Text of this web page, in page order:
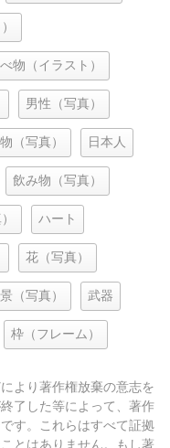
物（イラスト）
男性（写真）
（写真） 日本人
飲み物（写真）
ハート
花（写真）
（写真） 武器
枠（フレーム）
より著作権放棄の意志を
了した等によって、著作
す。これらはすべて証拠
とはありません。もし著